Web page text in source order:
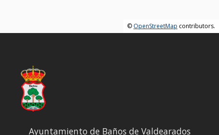
© OpenStreetMap contributors.
Ayuntamiento de Baños de Valdearados